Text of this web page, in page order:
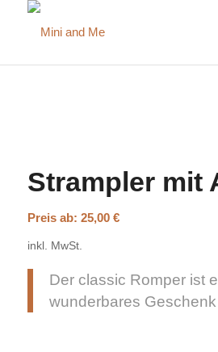
Strampler mit
Preis ab: 25,00 €
inkl. MwSt.
Der classic Romper ist
wunderbares